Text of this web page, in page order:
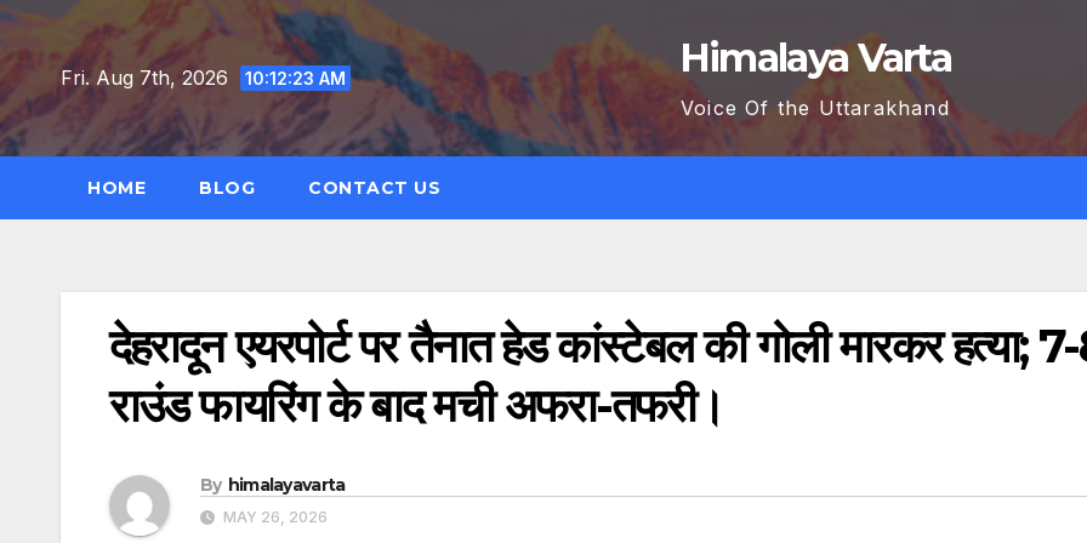
Skip
to
contentFri. Aug 7th, 2026 10:12:24 AM Himalaya Varta
Voice Of the Uttarakhand
HOME BLOG CONTACT US
देहरादून एयरपोर्ट पर तैनात हेड कांस्टेबल की गोली मारकर हत्या;
राउंड फायरिंग के बाद मची अफरा-तफरी।
By himalayavarta
MAY 26, 2026